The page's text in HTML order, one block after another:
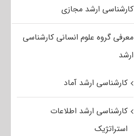
کارشناسی ارشد مجازی
معرفی گروه علوم انسانی کارشناسی
ارشد
کارشناسی ارشد آماد
کارشناسی ارشد اطلاعات
استراتژیک